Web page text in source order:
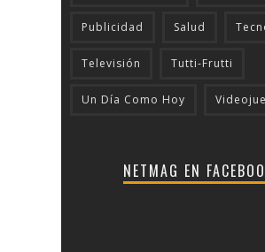
Publicidad Salud
Televisión Tutti-Frutti
Un Día Como Hoy
NETMAG EN